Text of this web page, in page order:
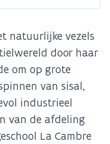
natuurlijke vezels
door haar
om op grote
van sisal,
industrieel
van de afdeling
La Cambre